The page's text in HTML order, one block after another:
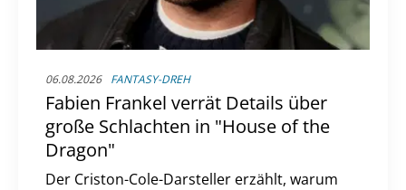
06.08.2026 FANTASY-DREH
Fabien Frankel verrät Details über
große Schlachten in "House of the
Dragon"
Der Criston-Cole-Darsteller erzählt, warum